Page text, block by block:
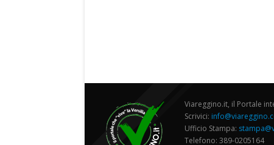
Viareggino.it, il Portale
Scrivici:
Ufficio Stampa:
Telefono: 389-0205164